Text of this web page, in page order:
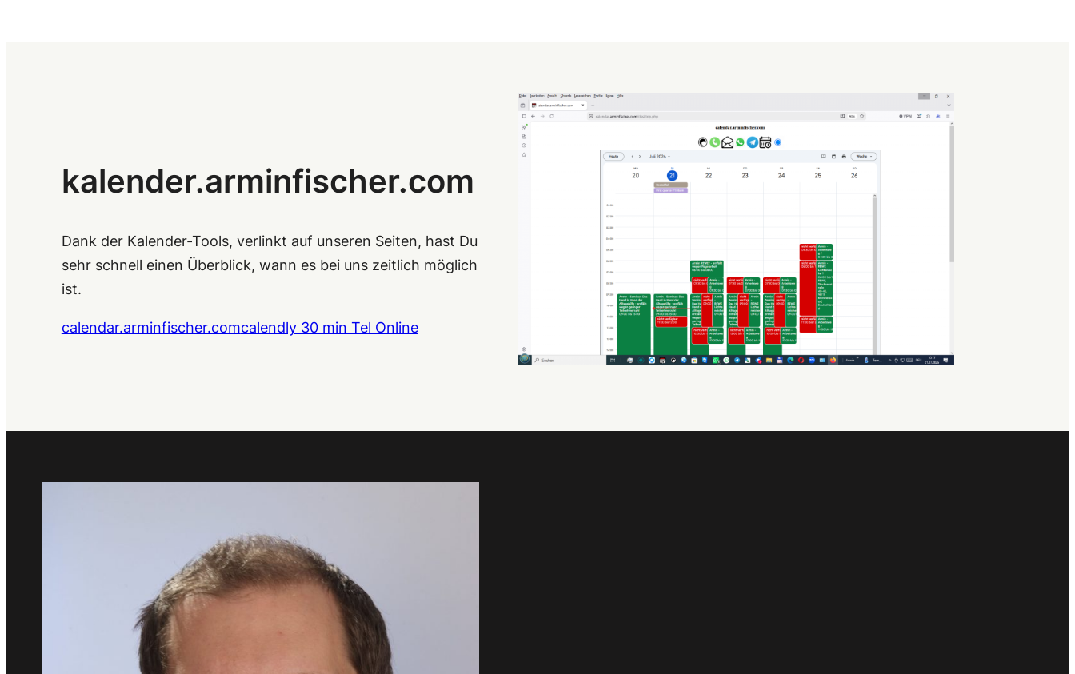
kalender.arminfischer.com
Dank der Kalender-Tools, verlinkt auf unseren Seiten, hast Du
sehr schnell einen Überblick, wann es bei uns zeitlich möglich
ist.
calendar.arminfischer.comcalendly 30 min Tel Online